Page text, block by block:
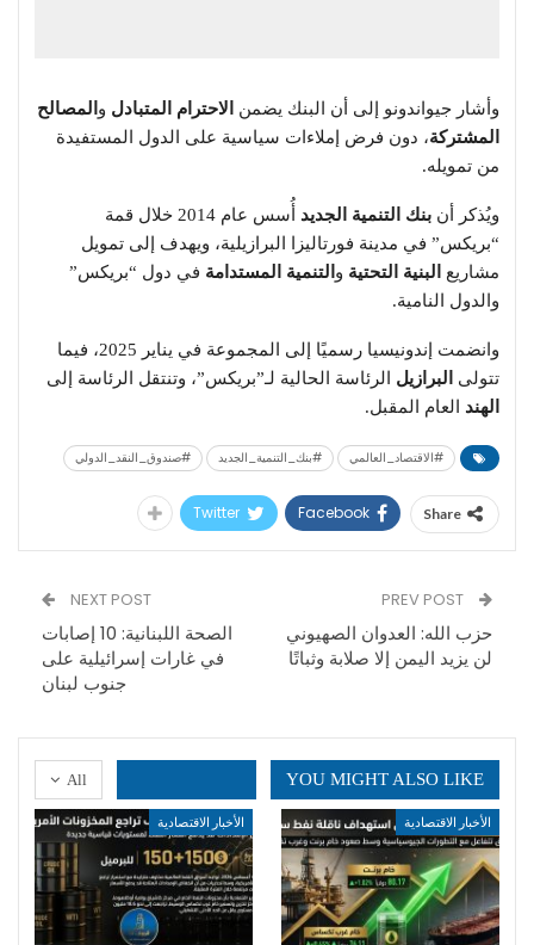
وأشار جيواندونو إلى أن البنك يضمن الاحترام المتبادل و المصالح
المشتركة، دون فرض إملاءات سياسية على الدول المستفيدة
من تمويله.
ويُذكر أن بنك التنمية الجديد
أُسس عام 2014 خلال قمة
“بريكس” في مدينة فورتاليزا البرازيلية، ويهدف إلى تمويل
مشاريع
البنية التحتية و التنمية المستدامة في دول “بريكس”
والدول النامية.
وانضمت إندونيسيا رسميًا إلى المجموعة في يناير 2025، فيما
تتولى
البرازيل الرئاسة الحالية لـ”بريكس”، وتنتقل الرئاسة إلى
الهند العام المقبل.
#الاقتصاد_العالمي #بنك_التنمية_الجديد #صندوق_النقد_الدولي
Share
Facebook
Twitter
حزب الله: العدوان الصهيوني
لن يزيد اليمن إلا صلابة وثباتًا
NEXT POST
الصحة اللبنانية: 10 إصابات
في غارات إسرائيلية على
جنوب لبنان
All YOU MIGHT ALSO LIKE
الأخبار الاقتصادية الأخبار الاقتصادية